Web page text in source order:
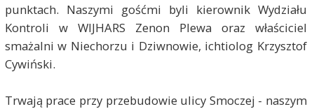
punktach. Naszymi gośćmi byli kierownik Wydziału
Kontroli w WIJHARS Zenon Plewa oraz właściciel
smażalni w Niechorzu i Dziwnowie, ichtiolog Krzysztof
Cywiński.
Trwają prace przy przebudowie ulicy Smoczej - naszym